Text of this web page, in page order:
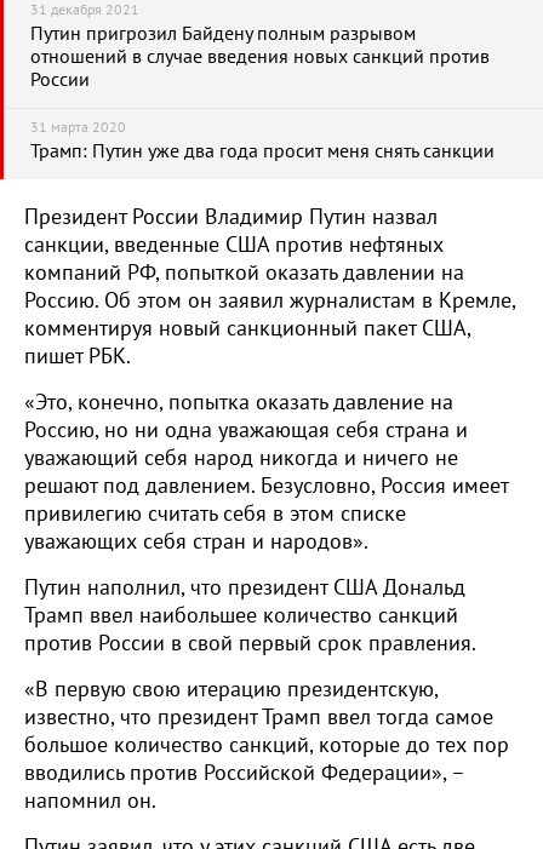
31 декабря 2021
Путин пригрозил Байдену полным разрывом
отношений в случае введения новых санкций против
России
31 марта 2020
Трамп: Путин уже два года просит меня снять санкции
Президент России Владимир Путин назвал
санкции, введенные США против нефтяных
компаний РФ, попыткой оказать давлении на
Россию. Об этом он заявил журналистам в Кремле,
комментируя новый санкционный пакет США,
пишет РБК.
«Это, конечно, попытка оказать давление на
Россию, но ни одна уважающая себя страна и
уважающий себя народ никогда и ничего не
решают под давлением. Безусловно, Россия имеет
привилегию считать себя в этом списке
уважающих себя стран и народов».
Путин наполнил, что президент США Дональд
Трамп ввел наибольшее количество санкций
против России в свой первый срок правления.
«В первую свою итерацию президентскую,
известно, что президент Трамп ввел тогда самое
большое количество санкций, которые до тех пор
вводились против Российской Федерации», –
напомнил он.